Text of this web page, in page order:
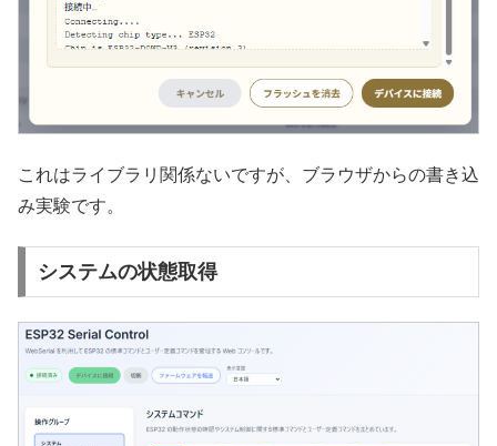
これはライブラリ関係ないですが、ブラウザからの書き込
み実験です。
システムの状態取得